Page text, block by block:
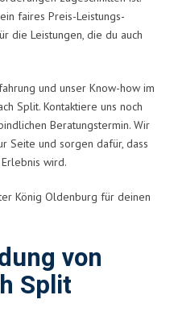
faires Preis-Leistungs-
die Leistungen, die du auch
und unser Know-how im
Split. Kontaktiere uns noch
Beratungstermin. Wir
Seite und sorgen dafür, dass
wird.
König Oldenburg für deinen
von
Split